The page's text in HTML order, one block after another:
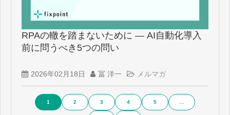
RPAの轍を踏まないために ― AI自動化導入
前に問うべき5つの問い
2026年02月18日 冨 洋一 メルマガ
1 2 3 4 5